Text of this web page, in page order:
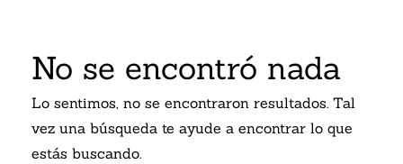
No se encontró nada
Lo sentimos, no se encontraron resultados. Tal
vez una búsqueda te ayude a encontrar lo que
estás buscando.